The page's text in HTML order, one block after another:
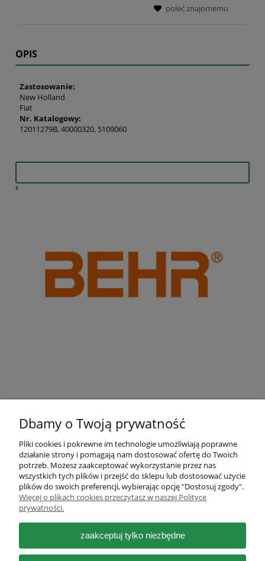
poleć znajomemu
OPIS
Zastosowanie:
New Holland
Fiat
Nr. Katalogowy:
12011279B, 40000320, 5109060
Pomoc
Moje konto
Płatności i dostawa
Informacje
Dbamy o Twoją prywatność
Pliki cookies i pokrewne im technologie umożliwiają poprawne
działanie strony i pomagają nam dostosować ofertę do Twoich
potrzeb. Możesz zaakceptować wykorzystanie przez nas
wszystkich tych plików i przejść do sklepu lub dostosować użycie
plików do swoich preferencji, wybierając opcję "Dostosuj zgody".
Więcej o plikach cookies przeczytasz w naszej Polityce
prywatności.
zaakceptuj tylko niezbędne